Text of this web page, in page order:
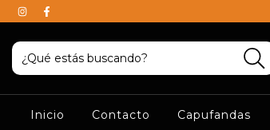
Inicio Contacto Capufandas